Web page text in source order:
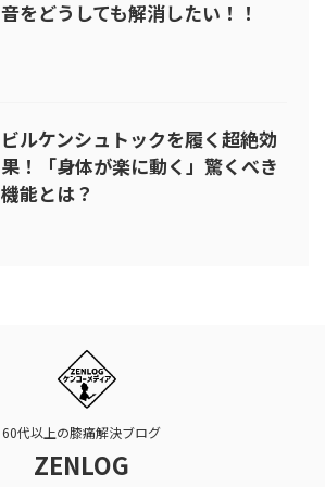
音をどうしても解消したい！！
ビルケンシュトックを履く超絶効
果！「身体が楽に動く」驚くべき
機能とは？
60代以上の膝痛解決ブログ
ZENLOG